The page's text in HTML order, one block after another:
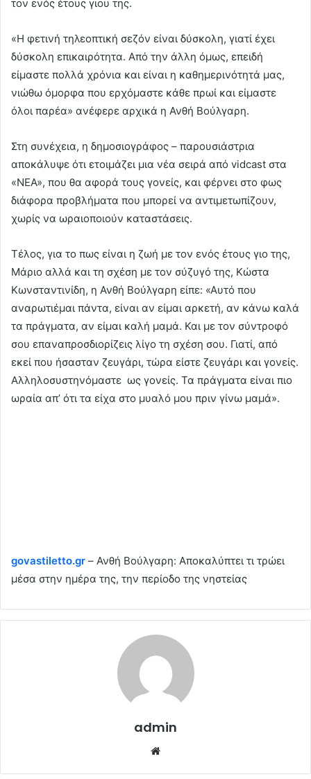
τον ενός έτους γιου της.
«Η φετινή τηλεοπτική σεζόν είναι δύσκολη, γιατί έχει
δύσκολη επικαιρότητα. Από την άλλη όμως, επειδή
είμαστε πολλά χρόνια και είναι η καθημερινότητά μας,
νιώθω όμορφα που ερχόμαστε κάθε πρωί και είμαστε
όλοι παρέα» ανέφερε αρχικά η Ανθή Βούλγαρη.
Στη συνέχεια, η δημοσιογράφος – παρουσιάστρια
αποκάλυψε ότι ετοιμάζει μια νέα σειρά από vidcast στα
«ΝΕΑ», που θα αφορά τους γονείς, και φέρνει στο φως
διάφορα προβλήματα που μπορεί να αντιμετωπίζουν,
χωρίς να ωραιοποιούν καταστάσεις.
Τέλος, για το πως είναι η ζωή με τον ενός έτους γιο της,
Μάριο αλλά και τη σχέση με τον σύζυγό της, Κώστα
Κωνσταντινίδη, η Ανθή Βούλγαρη είπε: «Αυτό που
αναρωτιέμαι πάντα, είναι αν είμαι αρκετή, αν κάνω καλά
τα πράγματα, αν είμαι καλή μαμά. Και με τον σύντροφό
σου επαναπροσδιορίζεις λίγο τη σχέση σου. Γιατί, από
εκεί που ήσασταν ζευγάρι, τώρα είστε ζευγάρι και γονείς.
Αλληλοσυστηνόμαστε ως γονείς. Τα πράγματα είναι πιο
ωραία απ’ ότι τα είχα στο μυαλό μου πριν γίνω μαμά».
govastiletto.gr – Ανθή Βούλγαρη: Αποκαλύπτει τι τρώει
μέσα στην ημέρα της, την περίοδο της νηστείας
admin